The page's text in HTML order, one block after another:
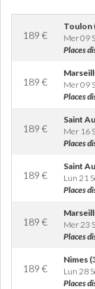
189 €
Toulon
Mer 09
Places
189 €
Mer 09
Places
189 €
Saint
Mer 16
Places
189 €
Saint
Lun 21
Places
189 €
Mer 23
Places
189 €
Nimes
Lun 28
Places